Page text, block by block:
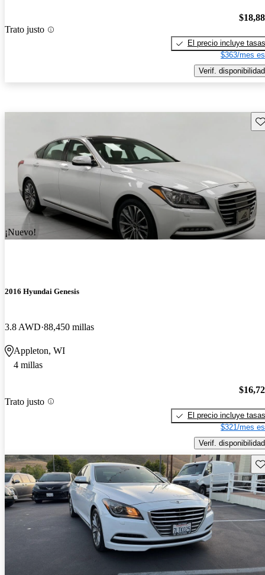
Trato justo
El precio incluye tasas
$363/mes
Verif. disponibilidad
¡Nuevo!
2016 Hyundai Genesis
3.8 AWD 88,450 millas
Appleton, WI
4 millas
Trato justo
El precio incluye tasas
$321/mes
Verif. disponibilidad